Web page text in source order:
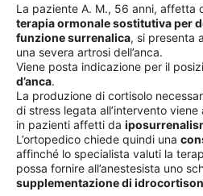
La paziente A. M., 56 anni, affetta
terapia ormonale sostitutiva per
funzione surrenalica, si presenta
una severa artrosi dell’anca.
Viene posta indicazione per il
d’anca.
La produzione di cortisolo
di stress legata all’intervento
in pazienti affetti da
L’ortopedico chiede quindi una
affinché lo specialista valuti la
possa fornire all’anestesista uno
supplementazione di